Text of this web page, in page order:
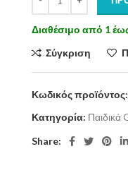
Διαθέσιμο από 1
Σύγκριση
Κωδικός προϊόντος:
Κατηγορία: Παιδικά
Share: